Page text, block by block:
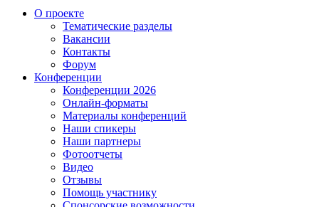
О проекте
Тематические разделы
Вакансии
Контакты
Форум
Конференции
Конференции 2026
Онлайн-форматы
Материалы конференций
Наши спикеры
Наши партнеры
Фотоотчеты
Видео
Отзывы
Помощь участнику